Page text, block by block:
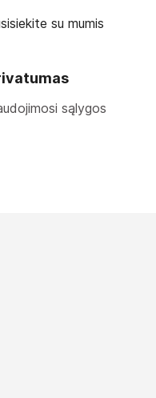
su mumis
sąlygos